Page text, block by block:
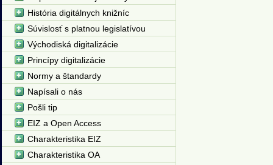
História digitálnych knižníc
Súvislosť s platnou legislatívou
Východiská digitalizácie
Princípy digitalizácie
Normy a štandardy
Napísali o nás
Pošli tip
EIZ a Open Access
Charakteristika EIZ
Charakteristika OA